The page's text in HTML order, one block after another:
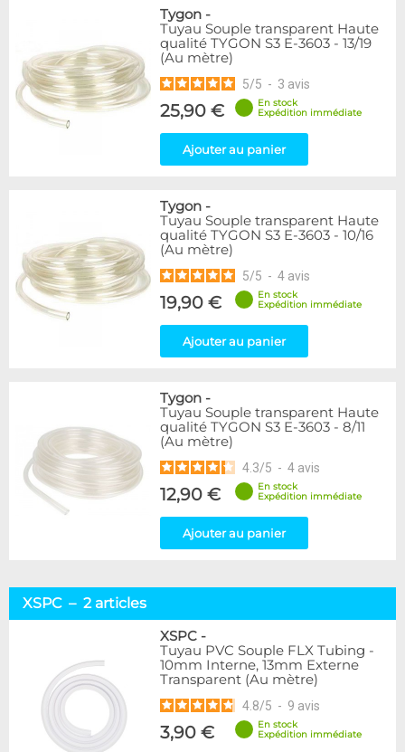
Tygon -
Tuyau Souple transparent Haute
qualité TYGON S3 E-3603 - 13/19
(Au mètre)
5/5 - 3 avis
25,90 €
En stock
Expédition immédiate
Ajouter au panier
Tygon -
Tuyau Souple transparent Haute
qualité TYGON S3 E-3603 - 10/16
(Au mètre)
5/5 - 4 avis
19,90 €
En stock
Expédition immédiate
Ajouter au panier
Tygon -
Tuyau Souple transparent Haute
qualité TYGON S3 E-3603 - 8/11
(Au mètre)
4.3/5 - 4 avis
12,90 €
En stock
Expédition immédiate
Ajouter au panier
XSPC – 2 articles
XSPC -
Tuyau PVC Souple FLX Tubing -
10mm Interne, 13mm Externe
Transparent (Au mètre)
4.8/5 - 9 avis
3,90 €
En stock
Expédition immédiate